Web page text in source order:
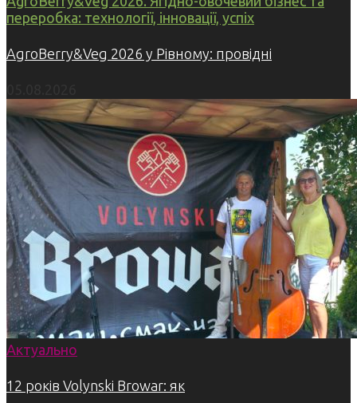
переробка: технології, інновації, успіх
AgroBerry&Veg 2026 у Рівному: провідні
Актуально
12 років Volynski Browar: як